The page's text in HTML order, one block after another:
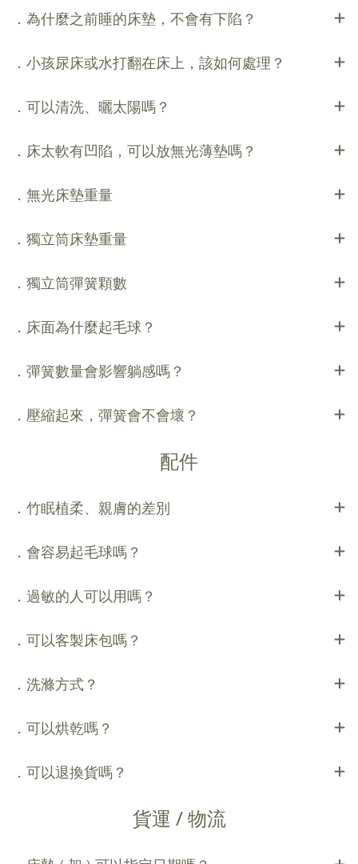
．為什麼之前睡的床墊，不會有下陷？
．小孩尿床或水打翻在床上，該如何處理？
．可以清洗、曬太陽嗎？
．床太軟有凹陷，可以放無光薄墊嗎？
．無光床墊重量
．獨立筒床墊重量
．獨立筒彈簧顆數
．床面為什麼起毛球？
．彈簧數量會影響躺感嗎？
．壓縮起來，彈簧會不會壞？
配件
．竹眠植柔、親膚的差別
．會容易起毛球嗎？
．過敏的人可以用嗎？
．可以客製床包嗎？
．洗滌方式？
．可以烘乾嗎？
．可以退換貨嗎？
貨運 / 物流